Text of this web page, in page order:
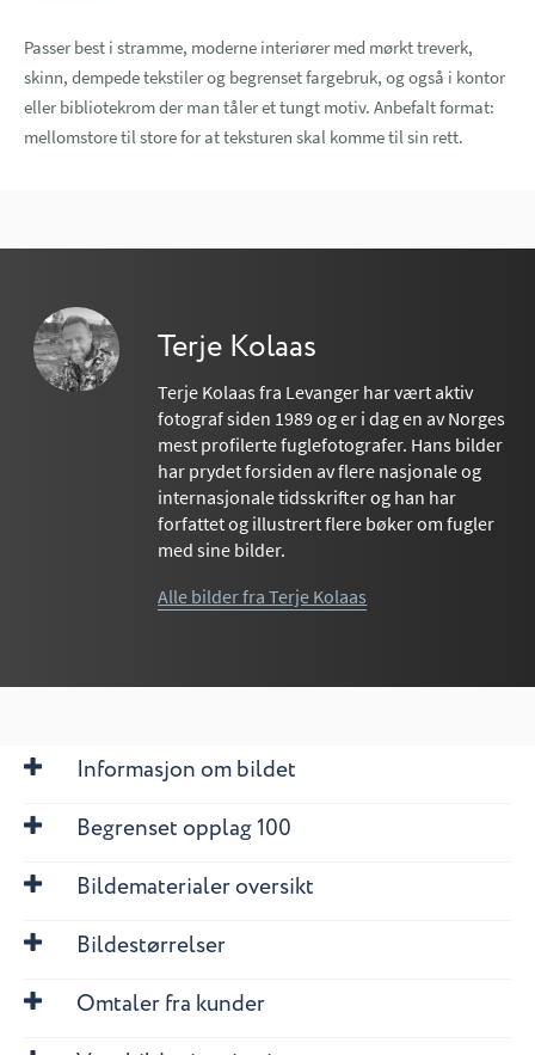
Passer best i stramme, moderne interiører med mørkt treverk,
skinn, dempede tekstiler og begrenset fargebruk, og også i kontor
eller bibliotekrom der man tåler et tungt motiv. Anbefalt format:
mellomstore til store for at teksturen skal komme til sin rett.
Terje Kolaas
Terje Kolaas fra Levanger har vært aktiv
fotograf siden 1989 og er i dag en av Norges
mest profilerte fuglefotografer. Hans bilder
har prydet forsiden av flere nasjonale og
internasjonale tidsskrifter og han har
forfattet og illustrert flere bøker om fugler
med sine bilder.
Alle bilder fra Terje Kolaas
Informasjon om bildet
Begrenset opplag 100
Bildematerialer oversikt
Bildestørrelser
Omtaler fra kunder